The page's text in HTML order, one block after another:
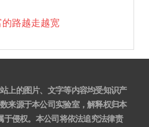
路越走越宽
上的图片、文字等内容均受知识产
来源于本公司实验室，解释权归本
于侵权。本公司将依法追究法律责